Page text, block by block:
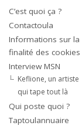
C’est quoi ça ?
Contactoula
Informations sur la
finalité des cookies
Interview MSN
Keflione, un artiste
qui tape tout là
Qui poste quoi ?
Taptoulannuaire